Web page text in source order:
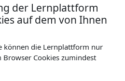
der Lernplattform
auf dem von Ihnen
können die Lernplattform nur
Cookies zumindest